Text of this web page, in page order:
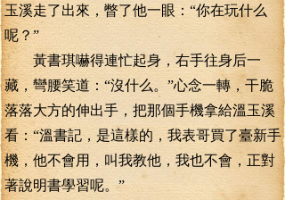
玉溪走了出來，瞥了他一眼：“你在玩什么
呢？”
黃書琪嚇得連忙起身，右手往身后一
藏，彎腰笑道：“沒什么。”心念一轉，干脆
落落大方的伸出手，把那個手機拿給溫玉溪
看：“溫書記，是這樣的，我表哥買了臺新手
機，他不會用，叫我教他，我也不會，正對
著說明書學習呢。”